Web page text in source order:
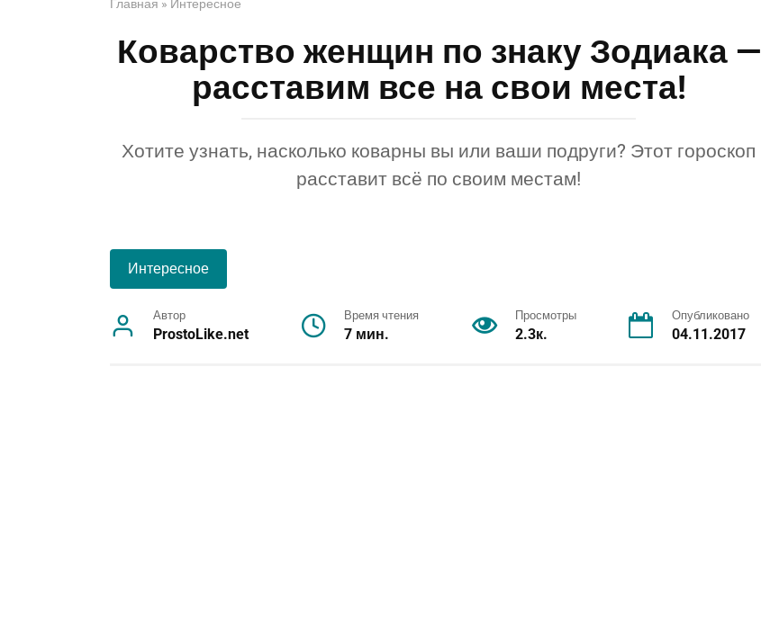
Главная » Интересное
Коварство женщин по знаку Зодиака —
расставим все на свои места!
Хотите узнать, насколько коварны вы или ваши подруги? Этот гороскоп
расставит всё по своим местам!
Интересное
Автор
ProstoLike.net
Время чтения
7 мин.
Просмотры
2.3к.
Опубликовано
04.11.2017